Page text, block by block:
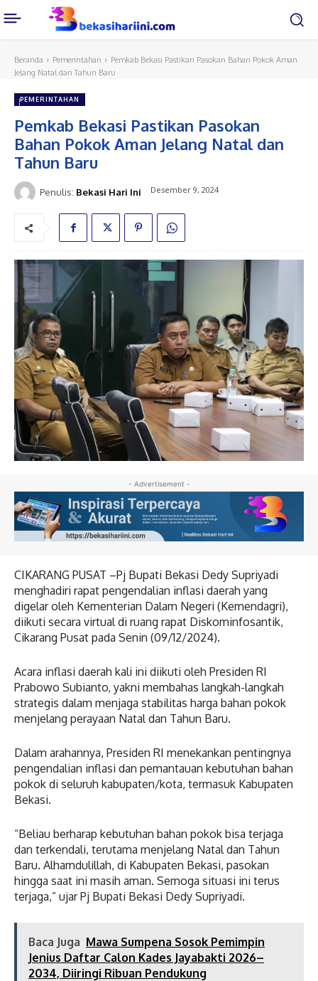
Beranda Pemerintahan
Pemkab Bekasi Pastikan Pasokan Bahan Pokok Aman
Jelang Natal dan Tahun Baru
PEMERINTAHAN
Pemkab Bekasi Pastikan Pasokan
Bahan Pokok Aman Jelang Natal dan
Tahun Baru
Penulis: Bekasi Hari Ini Desember 9, 2024
- Advertisement -
CIKARANG PUSAT –Pj Bupati Bekasi Dedy Supriyadi
menghadiri rapat pengendalian inflasi daerah yang
digelar oleh Kementerian Dalam Negeri (Kemendagri),
diikuti secara virtual di ruang rapat Diskominfosantik,
Cikarang Pusat pada Senin (09/12/2024).
Acara inflasi daerah kali ini diikuti oleh Presiden RI
Prabowo Subianto, yakni membahas langkah-langkah
strategis dalam menjaga stabilitas harga bahan pokok
menjelang perayaan Natal dan Tahun Baru.
Dalam arahannya, Presiden RI menekankan pentingnya
pengendalian inflasi dan pemantauan kebutuhan bahan
pokok di seluruh kabupaten/kota, termasuk Kabupaten
Bekasi.
“Beliau berharap kebutuhan bahan pokok bisa terjaga
dan terkendali, terutama menjelang Natal dan Tahun
Baru. Alhamdulillah, di Kabupaten Bekasi, pasokan
hingga saat ini masih aman. Semoga situasi ini terus
terjaga,” ujar Pj Bupati Bekasi Dedy Supriyadi.
Baca Juga Mawa Sumpena Sosok Pemimpin
Jenius Daftar Calon Kades Jayabakti 2026–
2034, Diiringi Ribuan Pendukung